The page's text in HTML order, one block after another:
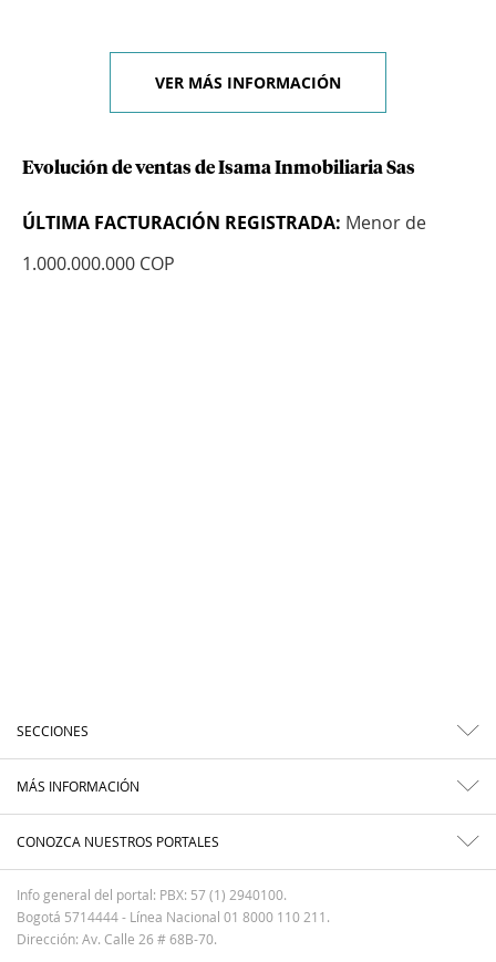
VER MÁS INFORMACIÓN
Evolución de ventas de Isama Inmobiliaria Sas
ÚLTIMA FACTURACIÓN REGISTRADA: Menor de
1.000.000.000 COP
SECCIONES
MÁS INFORMACIÓN
CONOZCA NUESTROS PORTALES
Info general del portal: PBX: 57 (1) 2940100.
Bogotá 5714444 - Línea Nacional 01 8000 110 211.
Dirección: Av. Calle 26 # 68B-70.